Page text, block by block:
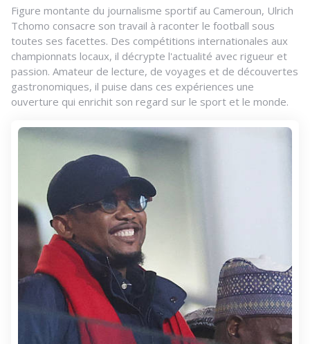
Figure montante du journalisme sportif au Cameroun, Ulrich
Tchomo consacre son travail à raconter le football sous
toutes ses facettes. Des compétitions internationales aux
championnats locaux, il décrypte l'actualité avec rigueur et
passion. Amateur de lecture, de voyages et de découvertes
gastronomiques, il puise dans ces expériences une
ouverture qui enrichit son regard sur le sport et le monde.